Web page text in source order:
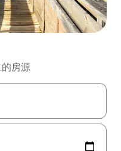
房源
看，或通过点击或滑动手势